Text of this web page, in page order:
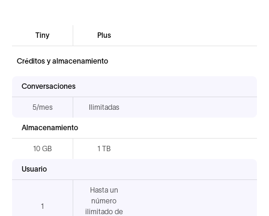
Tiny Plus
Créditos y almacenamiento
Conversaciones
5/mes Ilimitadas
Almacenamiento
10 GB 1 TB
Usuario
1
Hasta un
número
ilimitado de